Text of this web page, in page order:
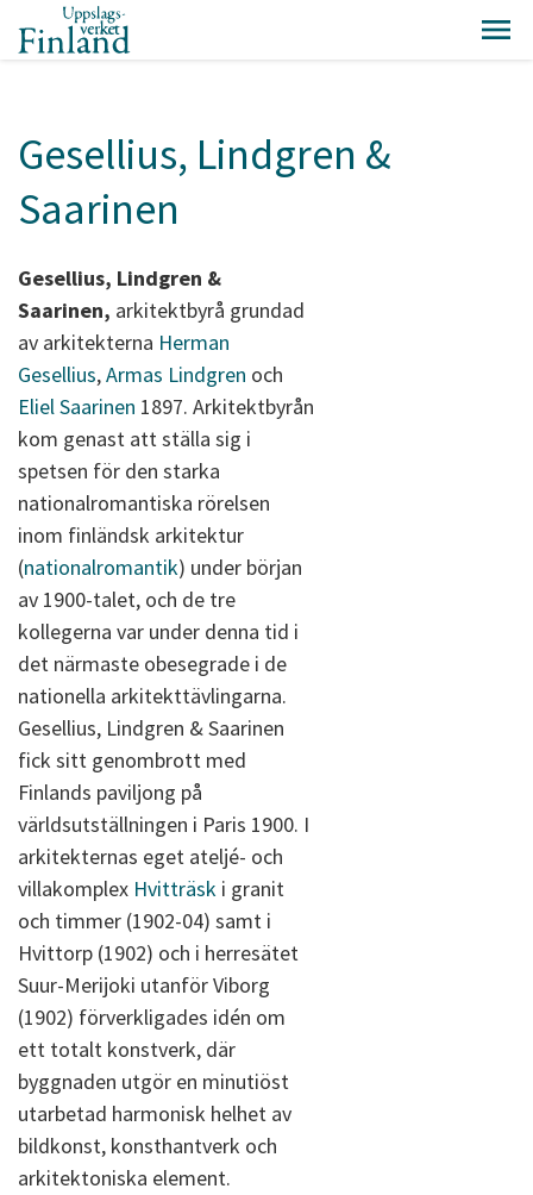
Gesellius, Lindgren &
Saarinen
Gesellius, Lindgren &
Saarinen, arkitektbyrå grundad
av arkitekterna Herman
Gesellius,Armas Lindgren och
Eliel Saarinen 1897. Arkitektbyrån
kom genast att ställa sig i
spetsen för den starka
nationalromantiska rörelsen
inom finländsk arkitektur
(nationalromantik) under början
av 1900-talet, och de tre
kollegerna var under denna tid i
det närmaste obesegrade i de
nationella arkitekttävlingarna.
Gesellius, Lindgren & Saarinen
fick sitt genombrott med
Finlands paviljong på
världsutställningen i Paris 1900. I
arkitekternas eget ateljé- och
villakomplex Hvitträsk i granit
och timmer (1902-04) samt i
Hvittorp (1902) och i herresätet
Suur-Merijoki utanför Viborg
(1902) förverkligades idén om
ett totalt konstverk, där
byggnaden utgör en minutiöst
utarbetad harmonisk helhet av
bildkonst, konsthantverk och
arkitektoniska element.